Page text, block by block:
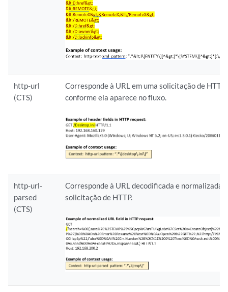
http-url
(CTS)
Corresponde à URL em uma solicitação de HTTP
conforme ela aparece no fluxo.
http-url-
parsed
(CTS)
Corresponde à URL decodificada e normalizada
solicitação de HTTP.